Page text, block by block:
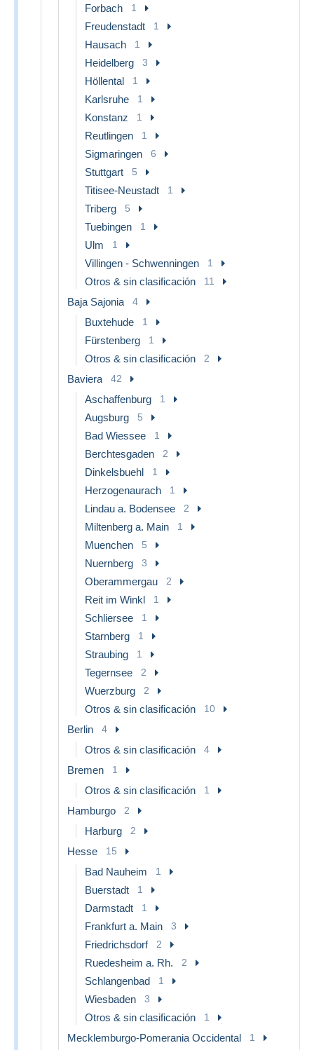
Forbach 1
Freudenstadt 1
Hausach 1
Heidelberg 3
Höllental 1
Karlsruhe 1
Konstanz 1
Reutlingen 1
Sigmaringen 6
Stuttgart 5
Titisee-Neustadt 1
Triberg 5
Tuebingen 1
Ulm 1
Villingen - Schwenningen 1
Otros & sin clasificación 11
Baja Sajonia 4
Buxtehude 1
Fürstenberg 1
Otros & sin clasificación 2
Baviera 42
Aschaffenburg 1
Augsburg 5
Bad Wiessee 1
Berchtesgaden 2
Dinkelsbuehl 1
Herzogenaurach 1
Lindau a. Bodensee 2
Miltenberg a. Main 1
Muenchen 5
Nuernberg 3
Oberammergau 2
Reit im Winkl 1
Schliersee 1
Starnberg 1
Straubing 1
Tegernsee 2
Wuerzburg 2
Otros & sin clasificación 10
Berlin 4
Otros & sin clasificación 4
Bremen 1
Otros & sin clasificación 1
Hamburgo 2
Harburg 2
Hesse 15
Bad Nauheim 1
Buerstadt 1
Darmstadt 1
Frankfurt a. Main 3
Friedrichsdorf 2
Ruedesheim a. Rh. 2
Schlangenbad 1
Wiesbaden 3
Otros & sin clasificación 1
Mecklemburgo-Pomerania Occidental 1